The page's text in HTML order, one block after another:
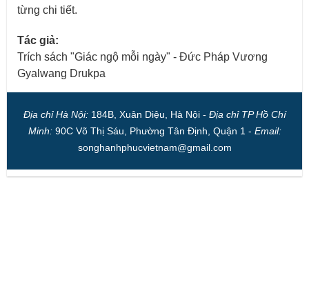
từng chi tiết.
Tác giả:
Trích sách "Giác ngộ mỗi ngày" - Đức Pháp Vương
Gyalwang Drukpa
Địa chỉ Hà Nội:184B, Xuân Diệu, Hà Nội - Địa chỉ TP Hồ Chí
Minh:90C Võ Thị Sáu, Phường Tân Định, Quận 1 - Email:
songhanhphucvietnam@gmail.com